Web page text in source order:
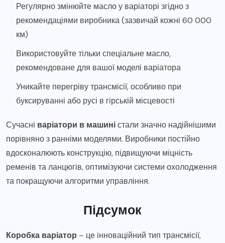
Регулярно змінюйте масло у варіаторі згідно з
рекомендаціями виробника (зазвичай кожні 60 000
км)
Використовуйте тільки спеціальне масло,
рекомендоване для вашої моделі варіатора
Уникайте перегріву трансмісії, особливо при
буксируванні або русі в гірській місцевості
Сучасні варіатори в машиністали значно надійнішими
порівняно з ранніми моделями. Виробники постійно
вдосконалюють конструкцію, підвищуючи міцність
ременів та ланцюгів, оптимізуючи системи охолодження
та покращуючи алгоритми управління.
Підсумок
Коробка варіатор – це інноваційний тип трансмісії,